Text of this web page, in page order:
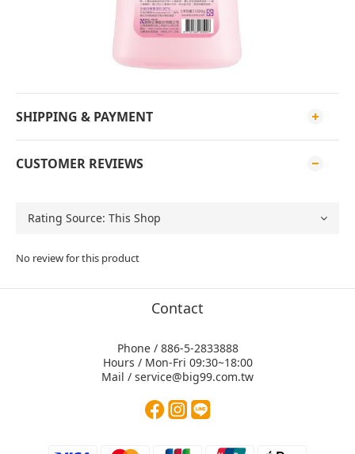
SHIPPING & PAYMENT
CUSTOMER REVIEWS
No review for this product
Contact
Phone / 886-5-2833888
Hours / Mon-Fri 09:30~18:00
Mail / service@big99.com.tw